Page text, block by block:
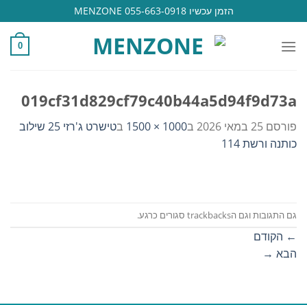
to
content
הזמן עכשיו 055-663-0918 MENZONE
0
019cf31d829cf79c40b44a5d94f9d73a
פורסם 25 במאי 2026 ב1000 × 1500 ב
טישרט ג'רזי 25 שילוב
כותנה ורשת 114
גם התגובות וגם הtrackbacks סגורים כרגע.
← הקודם
הבא →